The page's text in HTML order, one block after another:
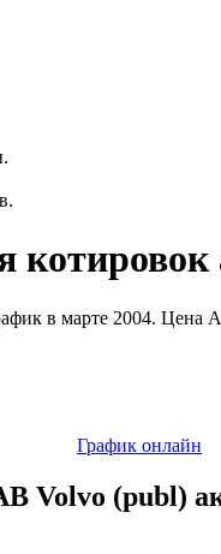
в марте 2004.
График онлайн
Volvo (publ)